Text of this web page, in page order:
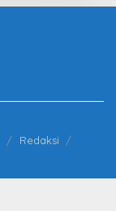
Redaksi